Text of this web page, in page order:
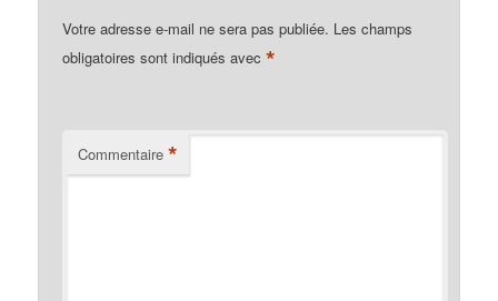
Votre adresse e-mail ne sera pas publiée. Les champs
obligatoires sont indiqués avec*
Commentaire *